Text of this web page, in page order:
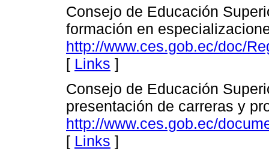
Consejo de Educación
formación en
http://www.ces.gob.ec/doc/
[ Links ]
Consejo de Educación
presentación de carreras y
http://www.ces.gob.ec/
[ Links ]